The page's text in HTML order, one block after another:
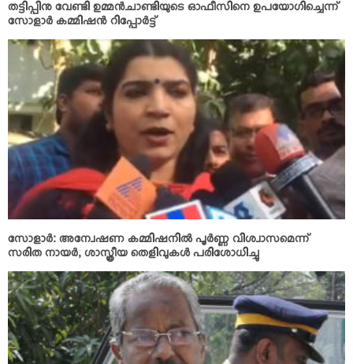
തട്ടിപ്പിനു വേണ്ടി ഉമ്മന്‍ചാണ്ടിയുടെ ഓഫീസിനെ ഉപയോഗിച്ചെന്ന്
സോളാര്‍ കമ്മിഷന്‍ റിപ്പോര്‍ട്ട്
സോളാര്‍: അന്വേഷണ കമ്മിഷനില്‍ പൂര്‍ണ്ണ വിശ്വാസമെന്ന്
സരിത നായര്‍; ശാസ്ത്രീയ തെളിവുകള്‍ പരിശോധിച്ചു